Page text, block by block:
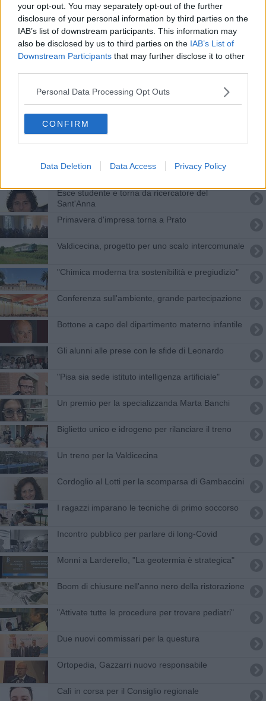
your opt-out. You may separately opt-out of the further
disclosure of your personal information by third parties on the
IAB’s list of downstream participants. This information may
also be disclosed by us to third parties on the IAB’s List of
Downstream Participants that may further disclose it to other
Personal Data Processing Opt Outs
CONFIRM
Data Deletion Data Access Privacy Policy
Il Teatro Romano ospita gli studenti
Il liceo viaggia sull'onda della scienza
Un patto per viabilità, sanità ed economia
Hi-tech e artigianato, l’innovazione è per tutti
Successo per la festa della robotica
"Spazio Volterra", rivive l'ex ospedale civico
Esce studente e torna da ricercatore del
Sant'Anna
Primavera d'impresa torna a Prato
Valdicecina, progetto per uno scalo intercomunale
"Chimica moderna tra sostenibilità e pregiudizio"
Conferenza sull'ambiente, grande partecipazione
Bottone a capo del dipartimento materno infantile
Gli alunni alle prese con le sfide di Leonardo
"Pisa sia sede istituto intelligenza artificiale"
Un premio per la specializzanda Marta Banchi
Biglietto unico e idrogeno per rilanciare il treno
Un treno per la Valdicecina
Cordoglio al Lotti per la scomparsa di Gambaccini
I ragazzi imparano le tecniche di primo soccorso
Incontro pubblico per parlare di long-Covid
Monni a Larderello, "La geotermia è strategica"
Boom di chiusure nell'anno nero della ristorazione
"Attivate tutte le procedure per trovare pediatri"
Due nuovi commissari per la questura
Ortopedia, Gazzarri nuovo responsabile
Calì in corsa per il Consiglio regionale